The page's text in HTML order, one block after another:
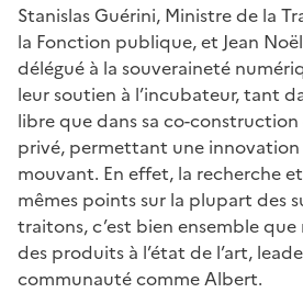
Stanislas Guérini, Ministre de la
la Fonction publique, et Jean
délégué à la souveraineté
leur soutien à l’incubateur, tant
libre que dans sa co-
privé, permettant une innovation
mouvant. En effet, la recherche
mêmes points sur la plupart des
traitons, c’est bien ensemble
des produits à l’état de l’art,
communauté comme Albert.